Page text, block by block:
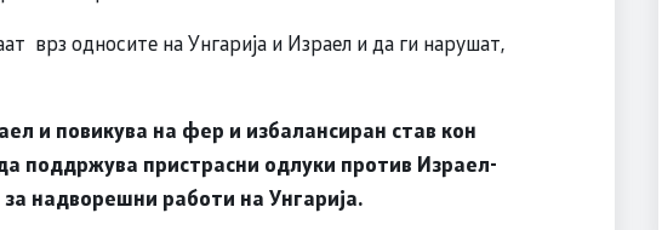
врз односите на Унгарија и Израел и да ги нарушат,
и повикува на фер и избалансиран став кон
поддржува пристрасни одлуки против Израел-
надворешни работи на Унгарија.